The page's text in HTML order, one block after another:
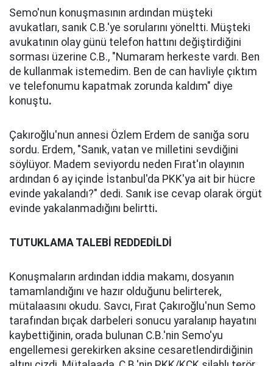
Semo'nun konuşmasının ardından müşteki
avukatları, sanık C.B.'ye sorularını yöneltti. Müşteki
avukatının olay günü telefon hattını değiştirdiğini
sorması üzerine C.B., "Numaram herkeste vardı. Ben
de kullanmak istemedim. Ben de can havliyle çıktım
ve telefonumu kapatmak zorunda kaldım" diye
konuştu.
Çakıroğlu'nun annesi Özlem Erdem de sanığa soru
sordu. Erdem, "Sanık, vatan ve milletini sevdiğini
söylüyor. Madem seviyordu neden Fırat'ın olayının
ardından 6 ay içinde İstanbul'da PKK'ya ait bir hücre
evinde yakalandı?" dedi. Sanık ise cevap olarak örgüt
evinde yakalanmadığını belirtti.
TUTUKLAMA TALEBİ REDDEDİLDİ
Konuşmaların ardından iddia makamı, dosyanın
tamamlandığını ve hazır olduğunu belirterek,
mütalaasını okudu. Savcı, Fırat Çakıroğlu'nun Semo
tarafından bıçak darbeleri sonucu yaralanıp hayatını
kaybettiğinin, orada bulunan C.B.'nin Semo'yu
engellemesi gerekirken aksine cesaretlendirdiğinin